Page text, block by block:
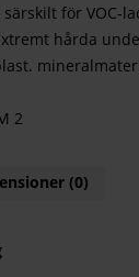
för VOC-
hårda
2
(0)